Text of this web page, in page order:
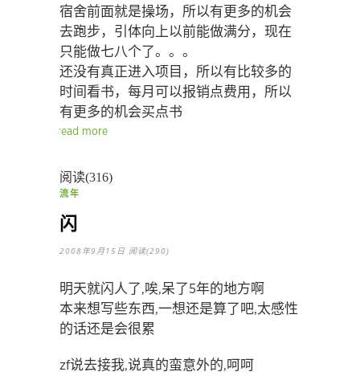
宿舍前面就是操场，所以有更多的机会
去跑步，引体向上以前能做满分，现在
只能做七八个了。。。
还没有真正进入项目，所以有比较多的
时间看书，每月可以报销点费用，所以
有更多的机会买点书
read more
阅读(316)
流年
闪
2008年9月15日 阅读(290)
明天就闪人了,唉,呆了5年的地方啊
本来想写些东西,一想还是算了吧,太感性
的话还是会很累
zf说去接我,说真的蛮意外的,呵呵